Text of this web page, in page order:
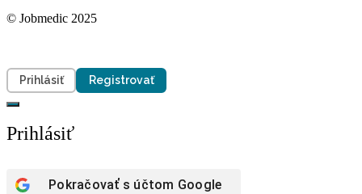
© Jobmedic 2025
Prihlásiť Registrovať
Prihlásiť
Pokračovať s účtom Google